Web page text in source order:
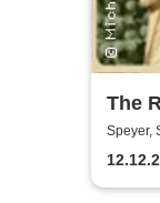
The
Speyer,